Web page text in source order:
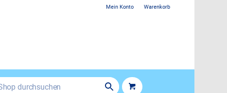
Mein Konto Warenkorb